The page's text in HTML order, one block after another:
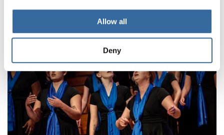
Allow all
Deny